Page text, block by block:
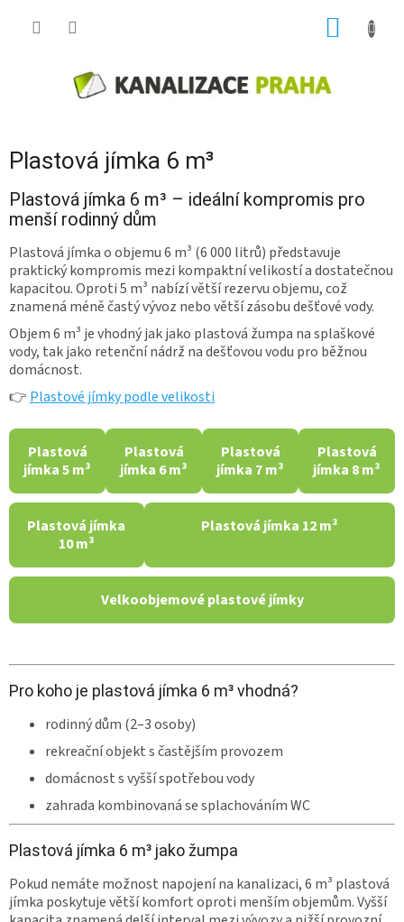
Plastová jímka 6 m³
Plastová jímka 6 m³ – ideální kompromis pro
menší rodinný dům
Plastová jímka o objemu 6 m³ (6 000 litrů) představuje
praktický kompromis mezi kompaktní velikostí a dostatečnou
kapacitou. Oproti 5 m³ nabízí větší rezervu objemu, což
znamená méně častý vývoz nebo větší zásobu dešťové vody.
Objem 6 m³ je vhodný jak jako plastová žumpa na splaškové
vody, tak jako retenční nádrž na dešťovou vodu pro běžnou
domácnost.
👉Plastové jímky podle velikosti
Plastová
jímka 5 m³
Plastová
jímka 6 m³
Plastová
jímka 7 m³
Plastová
jímka 8 m³
Plastová jímka
10 m³
Plastová jímka 12 m³
Velkoobjemové plastové jímky
Pro koho je plastová jímka 6 m³ vhodná?
rodinný dům (2–3 osoby)
rekreační objekt s častějším provozem
domácnost s vyšší spotřebou vody
zahrada kombinovaná se splachováním WC
Plastová jímka 6 m³ jako žumpa
Pokud nemáte možnost napojení na kanalizaci, 6 m³ plastová
jímka poskytuje větší komfort oproti menším objemům. Vyšší